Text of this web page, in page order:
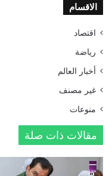
الاقسام
اقتصاد
رياضة
أخبار العالم
غير مصنف
منوعات
مقالات ذات صلة